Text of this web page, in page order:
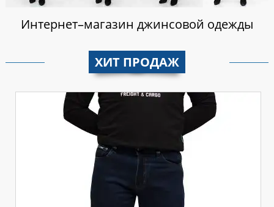
Интернет–магазин джинсовой одежды
ХИТ ПРОДАЖ